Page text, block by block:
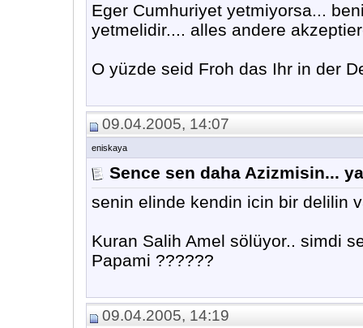
Eger Cumhuriyet yetmiyorsa...
yetmelidir.... alles andere
O yüzde seid Froh das Ihr in der
09.04.2005, 14:07
eniskaya
Sence sen daha Azizmisin...
senin elinde kendin icin bir delilin
Kuran Salih Amel sölüyor.. simdi
Papami ??????
09.04.2005, 14:19